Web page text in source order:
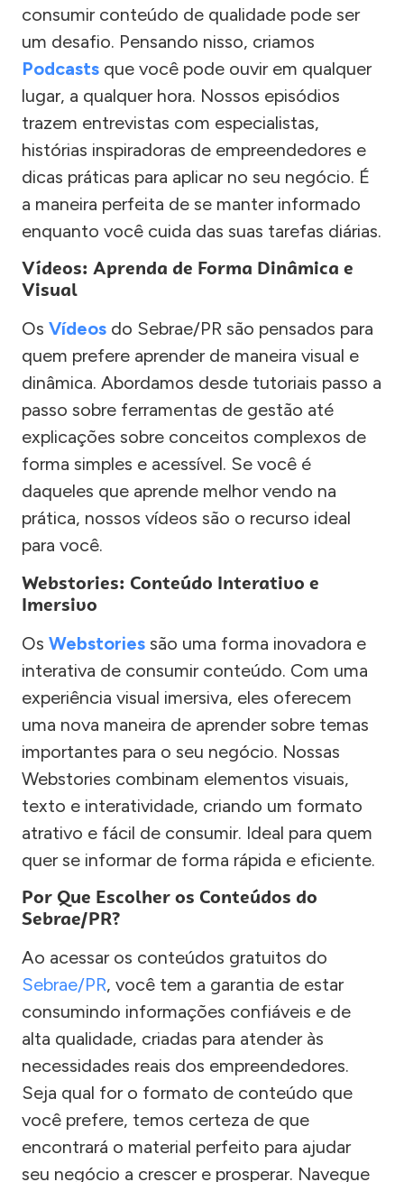
consumir conteúdo de qualidade pode ser
um desafio. Pensando nisso, criamos
Podcasts que você pode ouvir em qualquer
lugar, a qualquer hora. Nossos episódios
trazem entrevistas com especialistas,
histórias inspiradoras de empreendedores e
dicas práticas para aplicar no seu negócio. É
a maneira perfeita de se manter informado
enquanto você cuida das suas tarefas diárias.
Vídeos: Aprenda de Forma Dinâmica e
Visual
Os Vídeos do Sebrae/PR são pensados para
quem prefere aprender de maneira visual e
dinâmica. Abordamos desde tutoriais passo a
passo sobre ferramentas de gestão até
explicações sobre conceitos complexos de
forma simples e acessível. Se você é
daqueles que aprende melhor vendo na
prática, nossos vídeos são o recurso ideal
para você.
Webstories: Conteúdo Interativo e
Imersivo
Os Webstories são uma forma inovadora e
interativa de consumir conteúdo. Com uma
experiência visual imersiva, eles oferecem
uma nova maneira de aprender sobre temas
importantes para o seu negócio. Nossas
Webstories combinam elementos visuais,
texto e interatividade, criando um formato
atrativo e fácil de consumir. Ideal para quem
quer se informar de forma rápida e eficiente.
Por Que Escolher os Conteúdos do
Sebrae/PR?
Ao acessar os conteúdos gratuitos do
Sebrae/PR, você tem a garantia de estar
consumindo informações confiáveis e de
alta qualidade, criadas para atender às
necessidades reais dos empreendedores.
Seja qual for o formato de conteúdo que
você prefere, temos certeza de que
encontrará o material perfeito para ajudar
seu negócio a crescer e prosperar. Navegue